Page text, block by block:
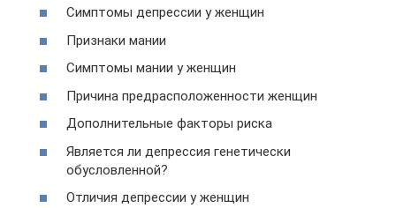
Симптомы депрессии у женщин
Признаки мании
Симптомы мании у женщин
Причина предрасположенности женщин
Дополнительные факторы риска
Является ли депрессия генетически
обусловленной?
Отличия депрессии у женщин